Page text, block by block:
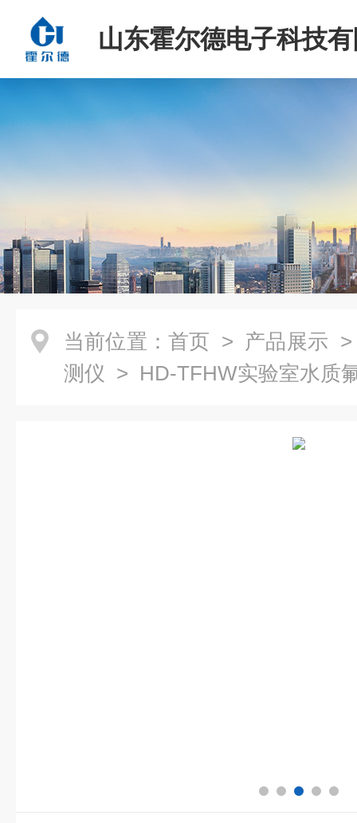
山东霍尔德电子科技
当前位置： 首页 > 产品展示
测仪 > HD-TFHW实验室水质